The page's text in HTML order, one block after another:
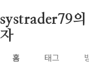
systrader79
자
홈 태그